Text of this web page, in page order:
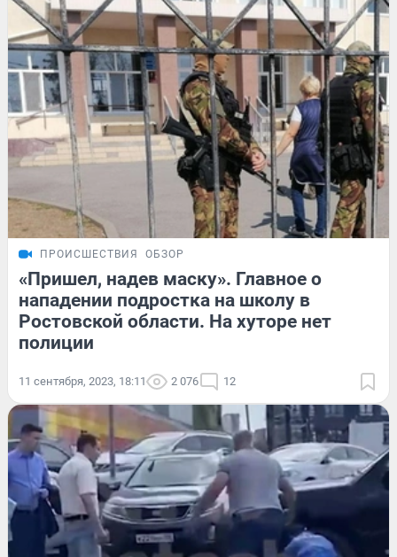
ПРОИСШЕСТВИЯ ОБЗОР
«Пришел, надев маску». Главное о
нападении подростка на школу в
Ростовской области. На хуторе нет
полиции
11 сентября, 2023, 18:11 2 076 12